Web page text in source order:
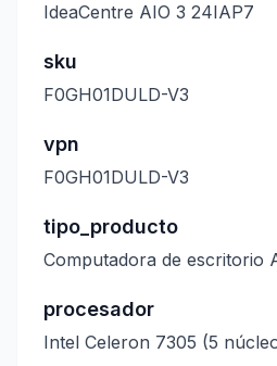
IdeaCentre AIO 3 24IAP7
sku
F0GH01DULD-V3
vpn
F0GH01DULD-V3
tipo_producto
Computadora de escritorio
procesador
Intel Celeron 7305 (5